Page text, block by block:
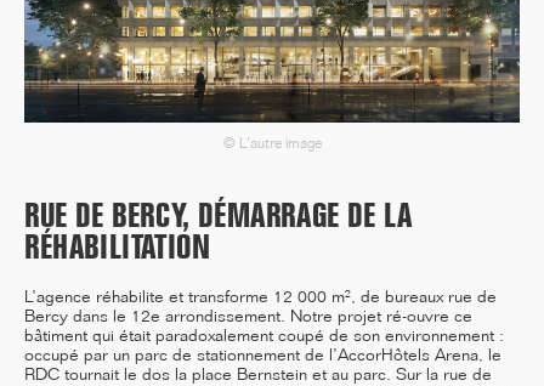
04/26
INAUGURATION ZANNIER
HOTELS BENDOR
FIN DE GROS ŒUVRE PORTE DE
12/25
© L'autre image
RUE DE BERCY, DÉMARRAGE DE LA
RÉHABILITATION
L’agence réhabilite et transforme 12 000 m², de bureaux rue de
Bercy dans le 12e arrondissement. Notre projet ré-ouvre ce
bâtiment qui était paradoxalement coupé de son environnement :
occupé par un parc de stationnement de l’AccorHôtels Arena, le
RDC tournait le dos la place Bernstein et au parc. Sur la rue de